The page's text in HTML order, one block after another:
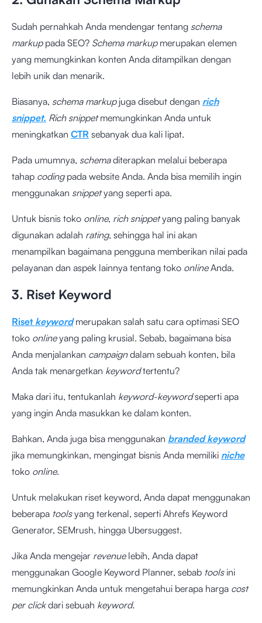
Sudah pernahkah Anda mendengar tentang schema
markuppada SEO? Schema markupmerupakan elemen
yang memungkinkan konten Anda ditampilkan dengan
lebih unik dan menarik.
Biasanya, schema markupjuga disebut dengan rich
snippet. Rich snippetmemungkinkan Anda untuk
meningkatkan CTR sebanyak dua kali lipat.
Pada umumnya, schemaditerapkan melalui beberapa
tahap codingpada website Anda. Anda bisa memilih ingin
menggunakan snippetyang seperti apa.
Untuk bisnis toko online, rich snippetyang paling banyak
digunakan adalah rating, sehingga hal ini akan
menampilkan bagaimana pengguna memberikan nilai pada
pelayanan dan aspek lainnya tentang toko onlineAnda.
3. Riset Keyword
Riset keywordmerupakan salah satu cara optimasi SEO
toko onlineyang paling krusial. Sebab, bagaimana bisa
Anda menjalankan campaigndalam sebuah konten, bila
Anda tak menargetkan keywordtertentu?
Maka dari itu, tentukanlah keyword-keywordseperti apa
yang ingin Anda masukkan ke dalam konten.
Bahkan, Anda juga bisa menggunakan branded keyword
jika memungkinkan, mengingat bisnis Anda memiliki niche
toko online.
Untuk melakukan riset keyword, Anda dapat menggunakan
beberapa toolsyang terkenal, seperti Ahrefs Keyword
Generator, SEMrush, hingga Ubersuggest.
Jika Anda mengejar revenuelebih, Anda dapat
menggunakan Google Keyword Planner, sebab tools ini
memungkinkan Anda untuk mengetahui berapa harga cost
per clickdari sebuah keyword.